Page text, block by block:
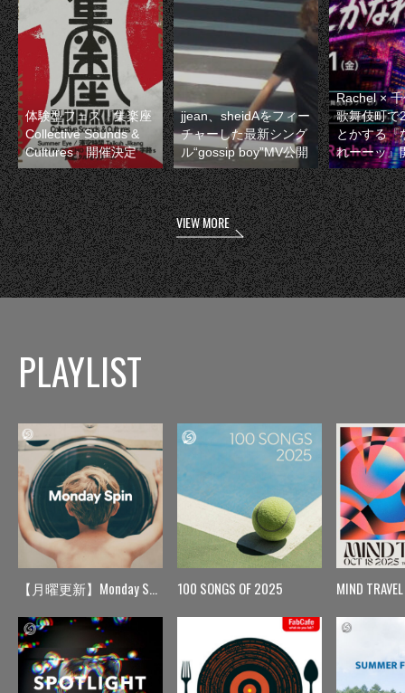
体験型フェス『集楽座
Collective Sounds &
Cultures』開催決定
jjean、sheidAをフィー
チャーした最新シング
ル“gossip boy”MV公開
Rachel ×
歌舞伎町で
とかする『
れーーッ』
VIEW MORE
PLAYLIST
【月曜更新】Monday Spin 100 SONGS OF 2025 MIND TRAVEL